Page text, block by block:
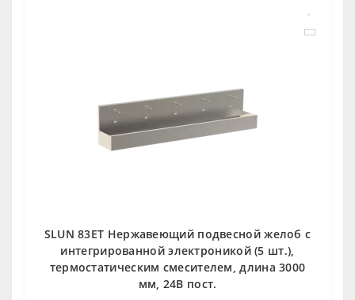
SLUN 83ET Нержавеющий подвесной желоб с
интегрированной электроникой (5 шт.),
термостатическим смесителем, длина 3000
мм, 24В пост.